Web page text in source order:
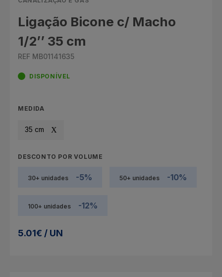
Ligação Bicone c/ Macho
1/2’’ 35 cm
REF MB01141635
DISPONÍVEL
MEDIDA
35 cm
DESCONTO POR VOLUME
30+ unidades -5% 50+ unidades -10%
100+ unidades -12%
5.01€ / UN